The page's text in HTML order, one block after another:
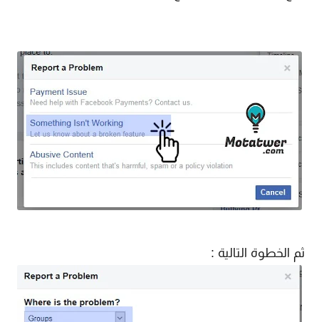
ثم الخطوة التالية :